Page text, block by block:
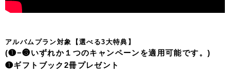
アルバムプラン対象【選べる3大特典】
(❶−❸いずれか１つのキャンペーンを適用可能です。)
❶ギフトブック2冊プレゼント